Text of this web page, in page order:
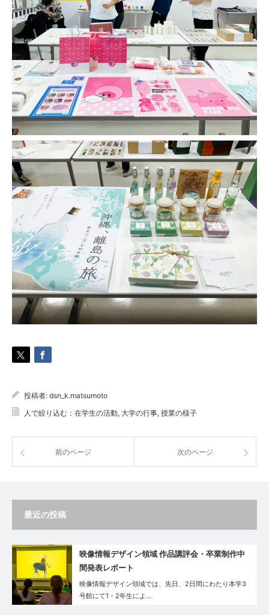
投稿者: dsn_k.matsumoto
人で絞り込む：在学生の活動, 大学の行事, 授業の様子
前のページ 次のページ
最近の投稿
映像情報デザイン領域 作品講評会・卒業制作中
間発表レポート
映像情報デザイン領域では、先日、2日間にわたり本学3
号館にて1・2年生によ…